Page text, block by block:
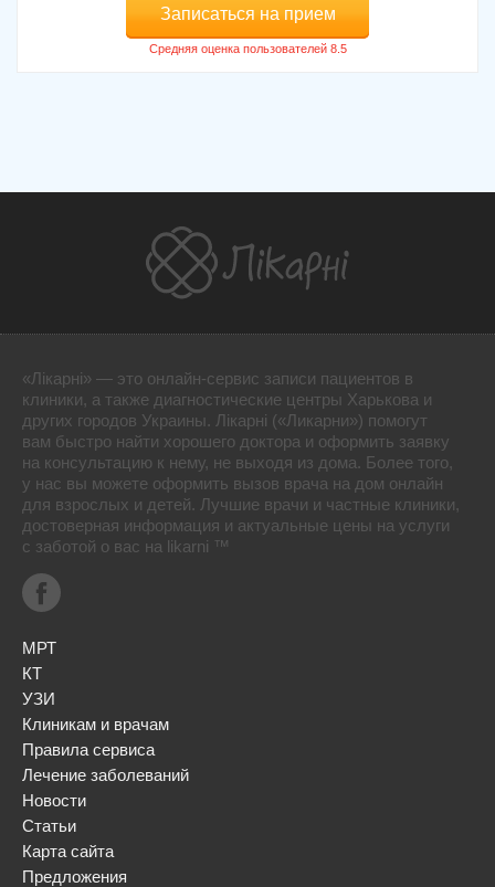
Записаться на прием
«Лікарні» — это онлайн-сервис записи пациентов в
клиники, а также диагностические центры Харькова и
других городов Украины. Лікарні («Ликарни») помогут
вам быстро найти хорошего доктора и оформить заявку
на консультацию к нему, не выходя из дома. Более того,
у нас вы можете оформить вызов врача на дом онлайн
для взрослых и детей. Лучшие врачи и частные клиники,
достоверная информация и актуальные цены на услуги
с заботой о вас на likarni ™
МРТ
КТ
УЗИ
Клиникам и врачам
Правила сервиса
Лечение заболеваний
Новости
Статьи
Карта сайта
Предложения